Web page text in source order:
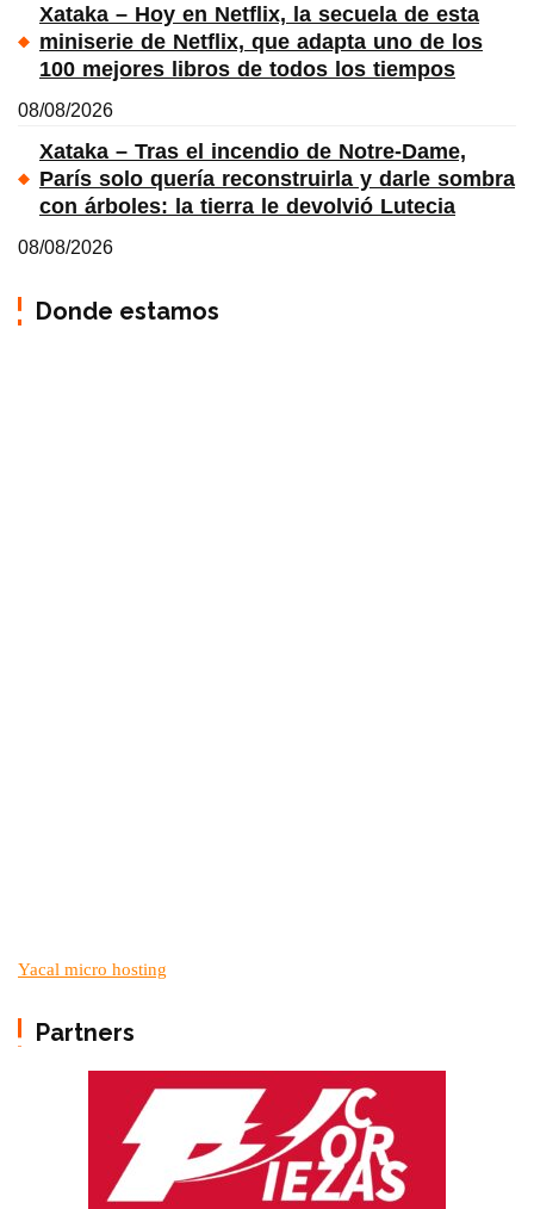
Xataka – Hoy en Netflix, la secuela de esta
miniserie de Netflix, que adapta uno de los
100 mejores libros de todos los tiempos
08/08/2026
Xataka – Tras el incendio de Notre-Dame,
París solo quería reconstruirla y darle sombra
con árboles: la tierra le devolvió Lutecia
08/08/2026
Donde estamos
Yacal micro hosting
Partners